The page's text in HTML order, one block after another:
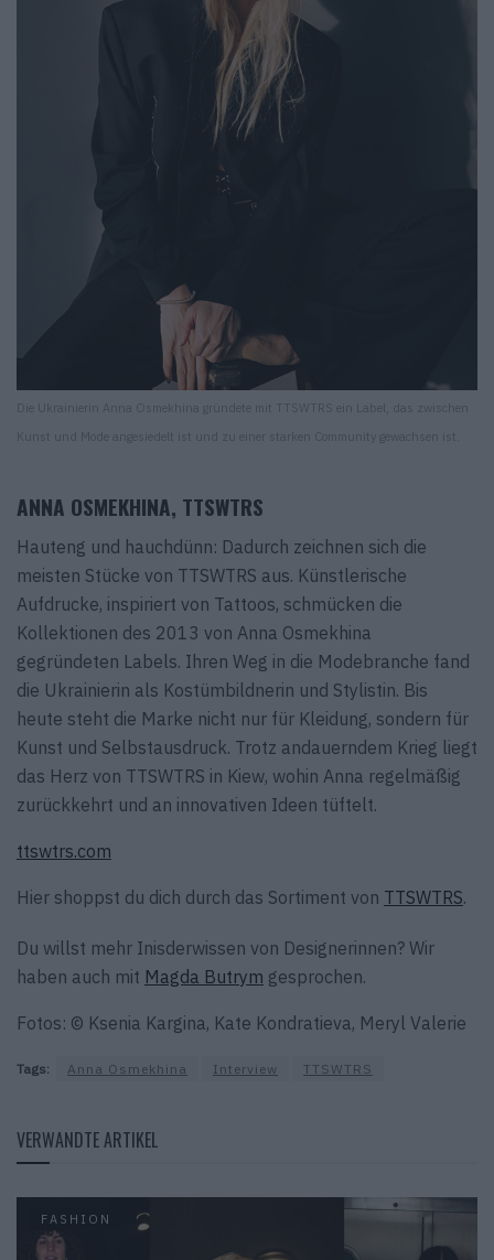
Die Ukrainierin Anna Osmekhina gründete mit TTSWTRS ein Label, das zwischen
Kunst und Mode angesiedelt ist und zu einer starken Community gewachsen ist.
ANNA OSMEKHINA, TTSWTRS
Hauteng und hauchdünn: Dadurch zeichnen sich die
meisten Stücke von TTSWTRS aus. Künstlerische
Aufdrucke, inspiriert von Tattoos, schmücken die
Kollektionen des 2013 von Anna Osmekhina
gegründeten Labels. Ihren Weg in die Modebranche fand
die Ukrainierin als Kostümbildnerin und Stylistin. Bis
heute steht die Marke nicht nur für Kleidung, sondern für
Kunst und Selbstausdruck. Trotz andauerndem Krieg liegt
das Herz von TTSWTRS in Kiew, wohin Anna regelmäßig
zurückkehrt und an innovativen Ideen tüftelt.
ttswtrs.com
Hier shoppst du dich durch das Sortiment von TTSWTRS.
Du willst mehr Inisderwissen von Designerinnen? Wir
haben auch mit Magda Butrym gesprochen.
Fotos: © Ksenia Kargina, Kate Kondratieva, Meryl Valerie
Tags: Anna Osmekhina Interview TTSWTRS
VERWANDTE ARTIKEL
FASHION